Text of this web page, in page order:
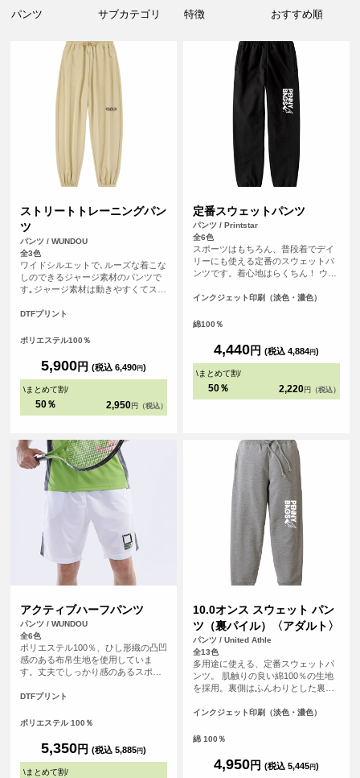
ストリートトレーニングパン
ツ
パンツ / WUNDOU
全3色
ワイドシルエットで､ルーズな着こな
しのできるジャージ素材のパンツで
す｡ジャージ素材は動きやすくてスポ
感じのデイリーユース！スポーツに
やストリート向けにワイドなシルエ
にはゴムがありボトムにかけて生地
がたまる落ち感がグッド！シルエッ
トの好みで自分のサイズを選んでく
んで調節できます｡
DTFプリント
ポリエステル100％
5,900円 (税込 6,490円)
\まとめて割/
50％ 2,950 円（税込）
定番スウェットパンツ
パンツ / Printstar
全6色
スポーツはもちろん、普段着でデイ
リーにも使える定番のスウェットパ
ンツです。着心地はらくちん！ ウエ
インクジェット印刷（淡色・濃色）
綿100％
4,440円 (税込 4,884円)
\まとめて割/
50％ 2,220 円（税込）
アクティブハーフパンツ
パンツ / WUNDOU
全6色
ポリエステル100％、ひし形織の凸凹
感のある布帛生地を使用していま
す。丈夫でしっかり感のあるスポー
ニスボールなども収まる深めのビッ
ストゴム調整可能な紐付きです。
いもございます。
DTFプリント
ポリエステル 100％
5,350円 (税込 5,885円)
\まとめて割/
10.0オンス スウェット パン
ツ（裏パイル）〈アダルト〉
パンツ / United Athle
全13色
多用途に使える、定番スウェットパ
ンツ。 肌触りの良い綿100％の生地
を採用。裏側はふんわりとした裏パ
着用いただける素材です。ウエスト
型に合わせて快適なフィット感を得
おり、足元をすっきりと見せるとと
もに、動きやすさも考慮されていま
インクジェット印刷（淡色・濃色）
綿 100％
4,950円 (税込 5,445円)